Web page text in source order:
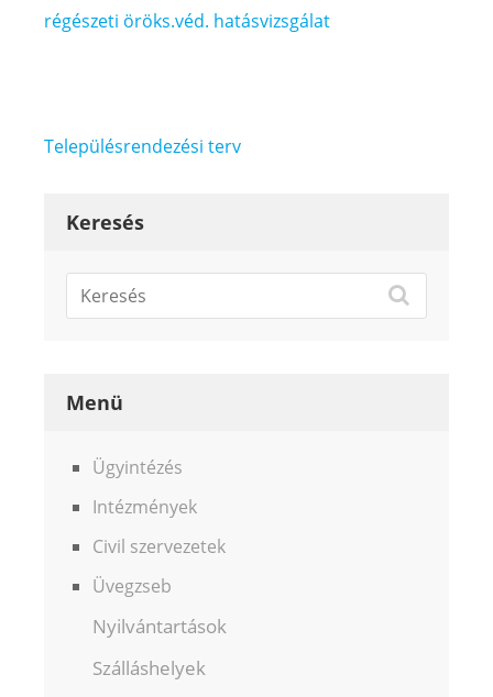
régészeti öröks.véd. hatásvizsgálat
Bejegyzés
Településrendezési terv
Keresés
Menü
Ügyintézés
Intézmények
Civil szervezetek
Üvegzseb
Nyilvántartások
Szálláshelyek